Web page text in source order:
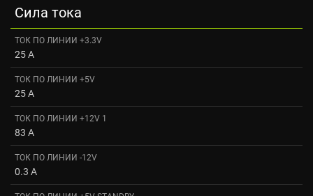
Сила тока
ТОК ПО ЛИНИИ +3.3V
25 А
ТОК ПО ЛИНИИ +5V
25 А
ТОК ПО ЛИНИИ +12V 1
83 A
ТОК ПО ЛИНИИ -12V
0.3 А